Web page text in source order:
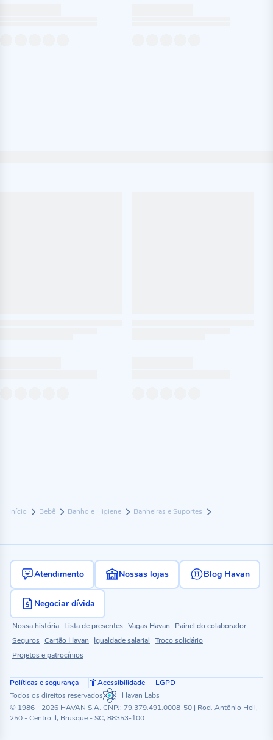
Início Bebê Banho e Higiene Banheiras e Suportes
Atendimento Nossas lojas Blog Havan
Negociar dívida
Nossa história Lista de presentes Vagas Havan
Painel do colaborador
Seguros Cartão Havan Igualdade salarial Troco solidário
Projetos e patrocínios
Políticas e segurança Acessibilidade
LGPD
Todos os direitos reservados
Havan Labs
© 1986 - 2026 HAVAN S.A. CNPJ: 79.379.491.0008-50 | Rod. Antônio Heil,
250 - Centro II, Brusque - SC, 88353-100